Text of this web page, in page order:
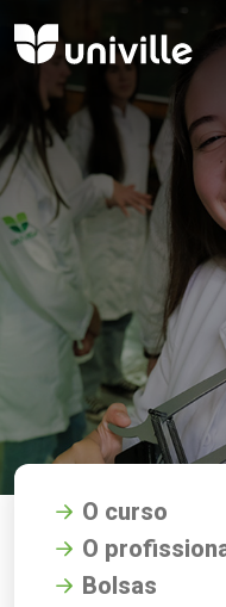
O curso
O
Bolsas